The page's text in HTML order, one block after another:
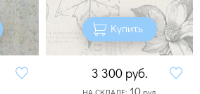
Купить
3 300 руб.